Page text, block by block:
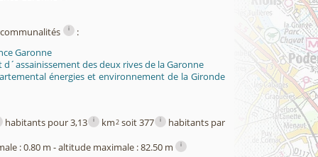
i
:
Garonne
d´assainissement des deux rives de la Garonne
énergies et environnement de la Gironde
habitants pour 3,13 i km2 soit 377 i habitants par
: 0.80 m - altitude maximale : 82.50 m i